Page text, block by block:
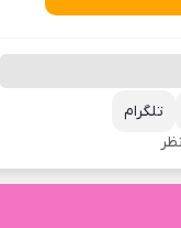
تلگرام